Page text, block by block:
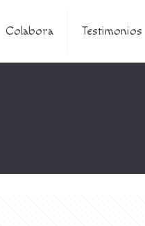
Colabora Testimonios